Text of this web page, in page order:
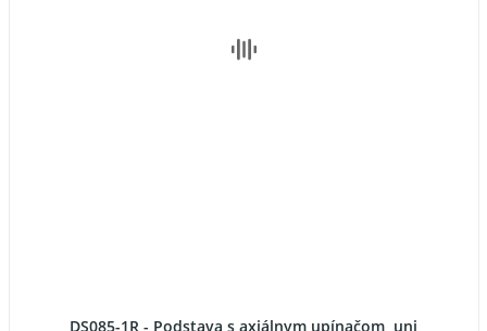
DS085-1R - Podstava s axiálnym upínačom, uni